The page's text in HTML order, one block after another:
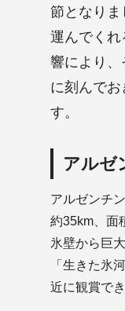
節となりま
運んでく
響により
に刻んで
す。
アルゼ
アルゼンチ
約35km、面
氷壁から巨
「生きた氷
近に観賞で